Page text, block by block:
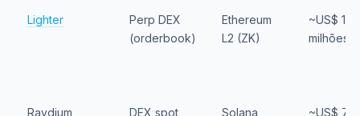
Lighter
Perp DEX
(orderbook)
Ethereum
L2 (ZK)
~US$ 110
milhões
Raydium DEX spot Solana
~US$ 78